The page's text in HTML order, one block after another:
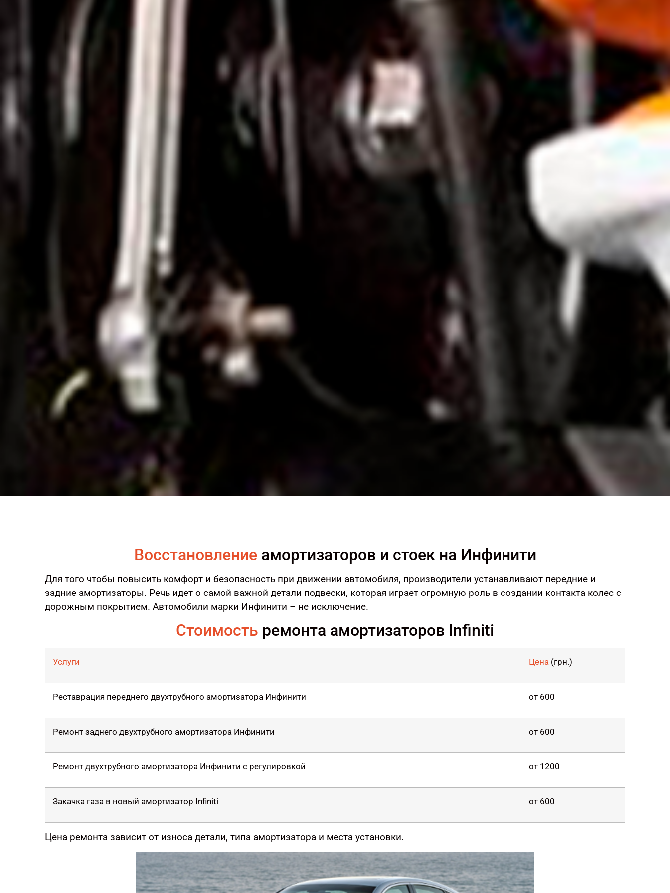
Восстановлениеамортизаторов и стоек на Инфинити
Для того чтобы повысить комфорт и безопасность при движении автомобиля, производители устанавливают передние и
задние амортизаторы. Речь идет о самой важной детали подвески, которая играет огромную роль в создании контакта колес с
дорожным покрытием. Автомобили марки Инфинити – не исключение.
Стоимость ремонта амортизаторов Infiniti
Услуги Цена (грн.)
Реставрация переднего двухтрубного амортизатора Инфинити от 600
Ремонт заднего двухтрубного амортизатора Инфинити от 600
Ремонт двухтрубного амортизатора Инфинити с регулировкой от 1200
Закачка газа в новый амортизатор Infiniti от 600
Цена ремонта зависит от износа детали, типа амортизатора и места установки.